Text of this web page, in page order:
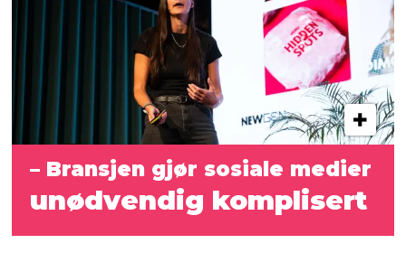
– Bransjen gjør sosiale medier
unødvendig komplisert